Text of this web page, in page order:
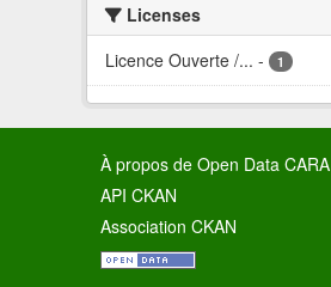
Licenses
Licence Ouverte /... - 1
À propos de Open Data CARA
API CKAN
Association CKAN